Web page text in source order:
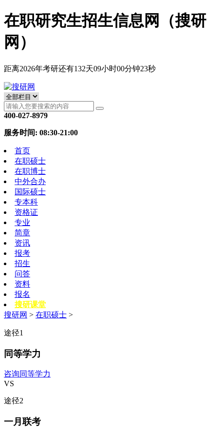
在职研究生招生信息网（搜研
网）
距离2026年考研还有132天09小时00分钟22秒
400-027-8979
服务时间: 08:30-21:00
首页
在职硕士
在职博士
中外合办
国际硕士
专本科
资格证
专业
简章
资讯
报考
招生
问答
资料
报名
搜研课堂
搜研网 > 在职硕士 >
途径1
同等学力
咨询同等学力
VS
途径2
一月联考